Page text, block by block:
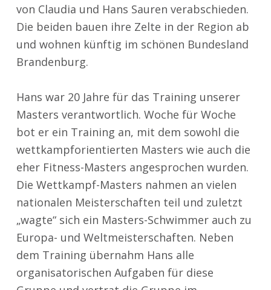
von Claudia und Hans Sauren verabschieden.
Die beiden bauen ihre Zelte in der Region ab
und wohnen künftig im schönen Bundesland
Brandenburg.
Hans war 20 Jahre für das Training unserer
Masters verantwortlich. Woche für Woche
bot er ein Training an, mit dem sowohl die
wettkampforientierten Masters wie auch die
eher Fitness-Masters angesprochen wurden.
Die Wettkampf-Masters nahmen an vielen
nationalen Meisterschaften teil und zuletzt
„wagte“ sich ein Masters-Schwimmer auch zu
Europa- und Weltmeisterschaften. Neben
dem Training übernahm Hans alle
organisatorischen Aufgaben für diese